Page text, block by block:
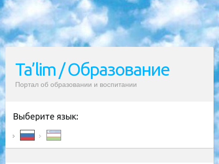
Ta’lim / Образование
Портал об образовании и воспитании
Выберите язык: